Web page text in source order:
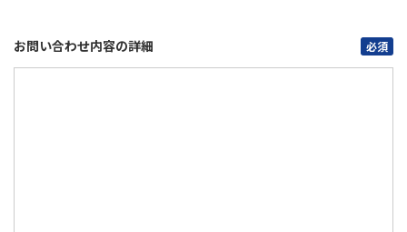
お問い合わせ内容の詳細 必須